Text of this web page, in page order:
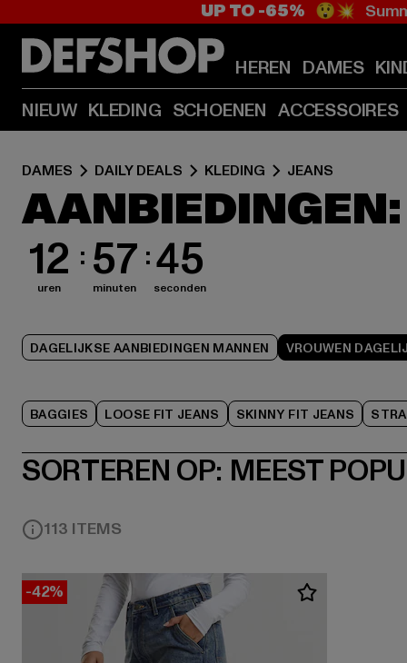
UP TO -65% 😲💥
HEREN DAMES
NIEUW KLEDING SCHOENEN ACCESSOIRES
DAMES DAILY DEALS KLEDING JEANS
12
uren 57
minuten 44
seconden
DAGELIJKSE AANBIEDINGEN MANNEN VROUWEN
BAGGIES LOOSE FIT JEANS SKINNY FIT JEANS
SORTEREN OP: MEEST
113 ITEMS
-42%